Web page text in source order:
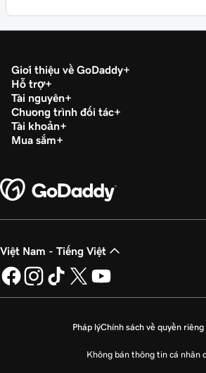
Giới thiệu về GoDaddy
Hỗ trợ
Tài nguyên
Chương trình đối tác
Tài khoản
Mua sắm
Việt Nam - Tiếng Việt
Pháp lýChính sách về quyền
Không bán thông tin cá nhân